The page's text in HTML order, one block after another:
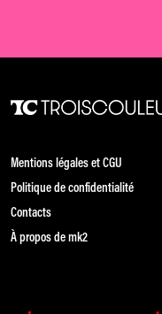
Mentions légales et CGU
Politique de confidentialité
Contacts
À propos de mk2